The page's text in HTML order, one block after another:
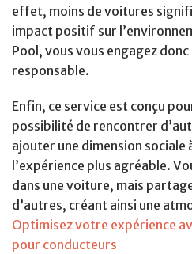
effet, moins de voitures
impact positif sur
Pool, vous vous engagez
responsable.
Enfin, ce service est conçu
possibilité de rencontrer
ajouter une dimension
l’expérience plus agréable.
dans une voiture, mais
d’autres, créant ainsi une
Optimisez votre expérience
pour conducteurs